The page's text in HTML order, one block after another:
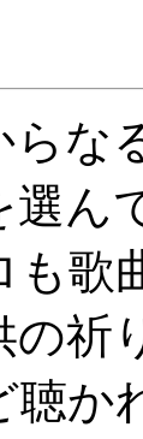
らな
選ん
も歌
の祈
聴か